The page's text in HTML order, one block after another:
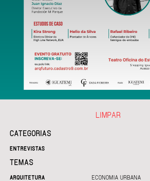
CATEGORIAS
ENTREVISTAS
TEMAS
ARQUITETURA
ECONOMIA URBANA
LIMPAR